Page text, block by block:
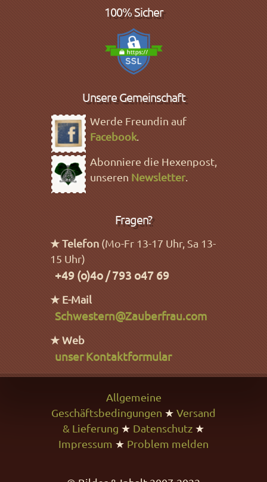
100% Sicher
Unsere Gemeinschaft
Werde Freundin auf
Facebook.
Abonniere die Hexenpost,
unseren Newsletter.
Fragen?
★ Telefon (Mo-Fr 13-17 Uhr, Sa 13-
15 Uhr)
+49 (o)4o / 793 o47 69
★ E-Mail
Schwestern@Zauberfrau.com
★ Web
unser Kontaktformular
Allgemeine
Geschäftsbedingungen ★ Versand
& Lieferung ★ Datenschutz ★
Impressum ★ Problem melden